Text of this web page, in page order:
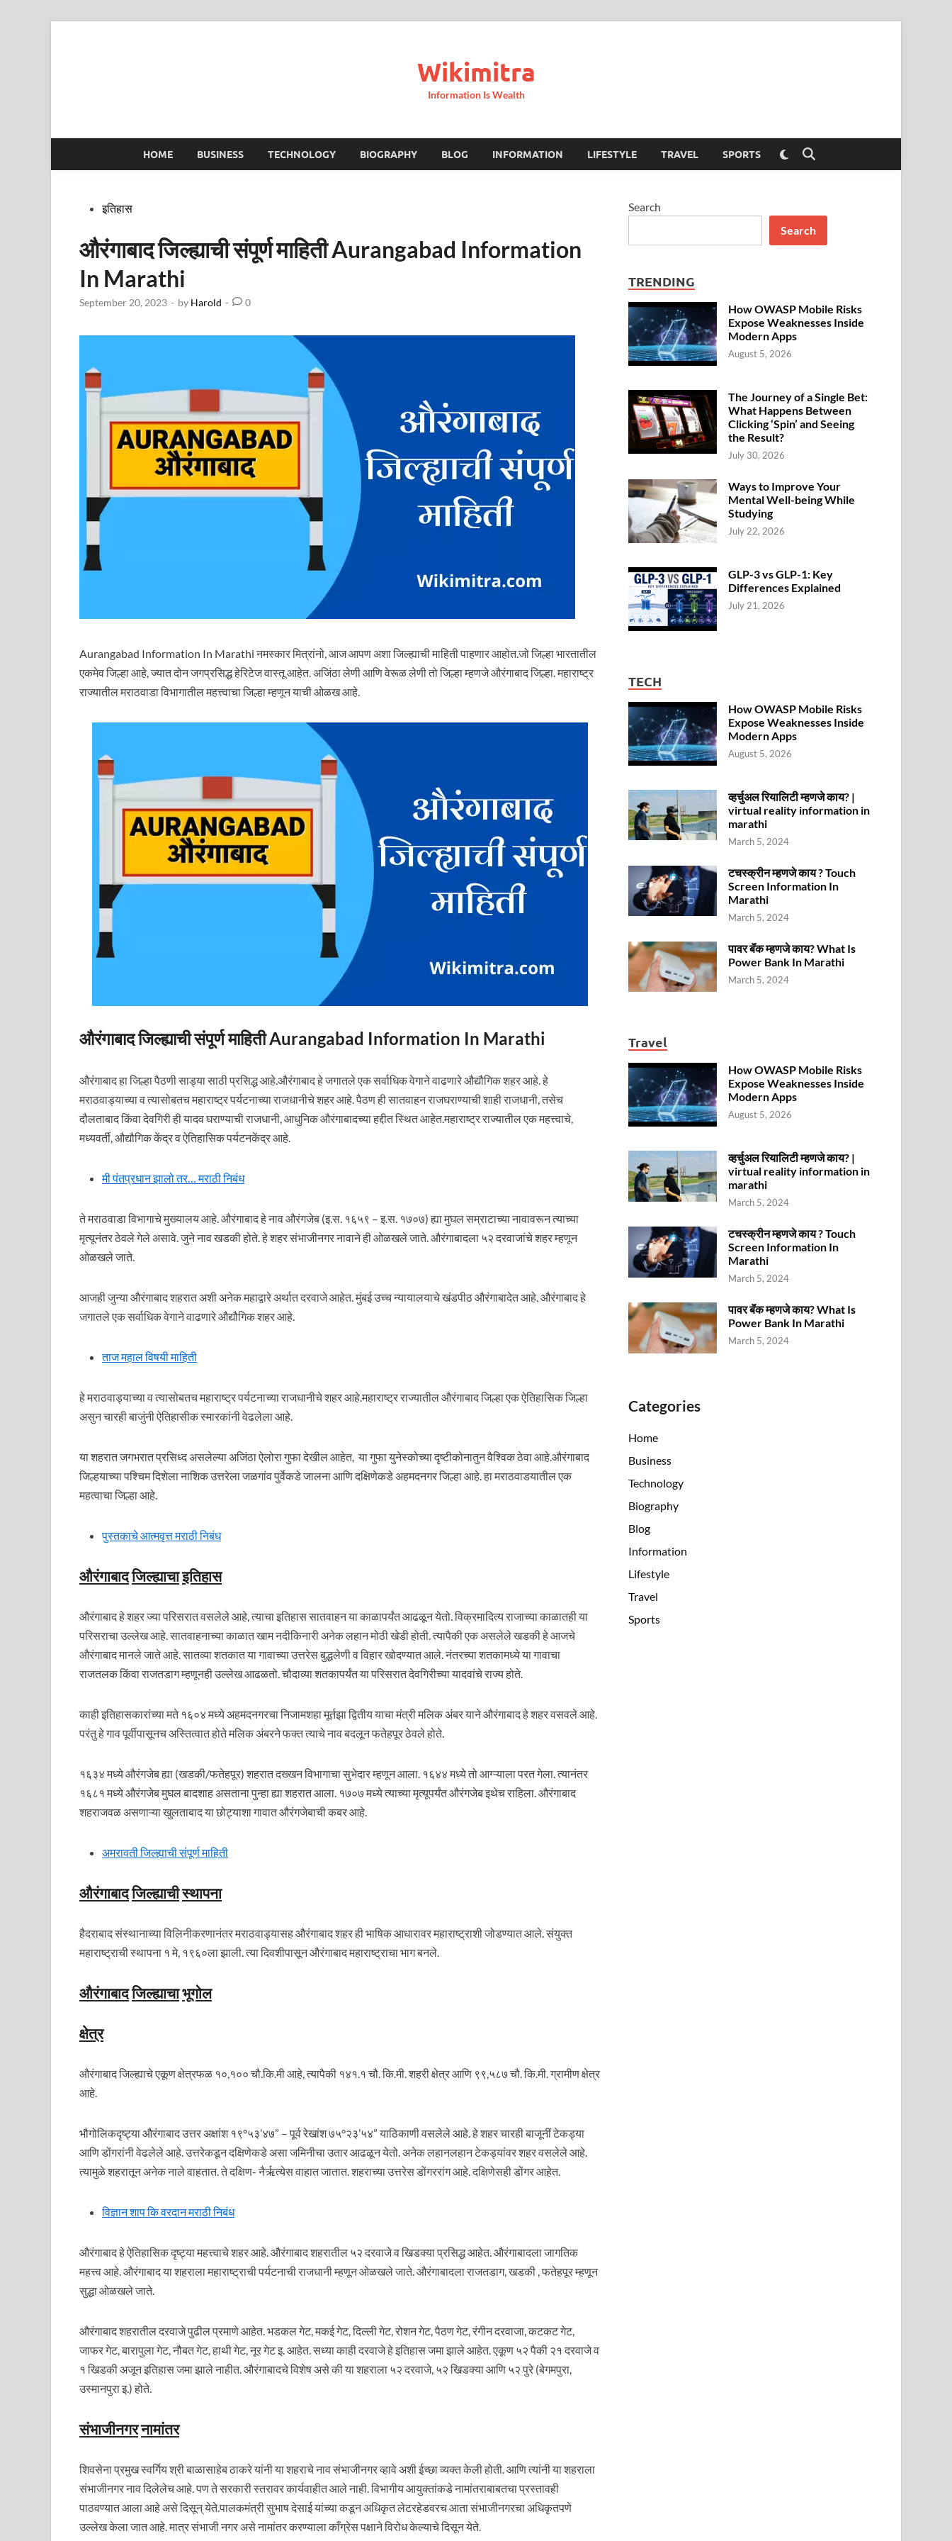
Wikimitra
Information Is Wealth
HOME BUSINESS TECHNOLOGY BIOGRAPHY BLOG INFORMATION LIFESTYLE TRAVEL SPORTS Switch
to
Open
Search
Postedइतिहास
औरंगाबाद जिल्ह्याची संपूर्ण माहिती Aurangabad Information
In Marathi
September 20, 2023 - by Harold - 0
Aurangabad Information In Marathi नमस्कार मित्रांनो, आज आपण अशा जिल्ह्याची माहिती पाहणार आहोत.जो जिल्हा भारतातील
एकमेव जिल्हा आहे, ज्यात दोन जगप्रसिद्ध हेरिटेज वास्तू आहेत. अजिंठा लेणी आणि वेरूळ लेणी तो जिल्हा म्हणजे औरंगाबाद जिल्हा. महाराष्ट्र
राज्यातील मराठवाडा विभागातील महत्त्वाचा जिल्हा म्हणून याची ओळख आहे.
औरंगाबाद जिल्ह्याची संपूर्ण माहिती Aurangabad Information In Marathi
औरंगाबाद हा जिल्हा पैठणी साड्या साठी प्रसिद्ध आहे.औरंगाबाद हे जगातले एक सर्वाधिक वेगाने वाढणारे औद्यौगिक शहर आहे. हे
मराठवाड्याच्या व त्यासोबतच महाराष्ट्र पर्यटनाच्या राजधानीचे शहर आहे. पैठण ही सातवाहन राजघराण्याची शाही राजधानी, तसेच
दौलताबाद किंवा देवगिरी ही यादव घराण्याची राजधानी, आधुनिक औरंगाबादच्या हद्दीत स्थित आहेत.महाराष्ट्र राज्यातील एक महत्त्वाचे,
मध्यवर्ती, औद्यौगिक केंद्र व ऐतिहासिक पर्यटनकेंद्र आहे.
मी पंतप्रधान झालो तर… मराठी निबंध
ते मराठवाडा विभागाचे मुख्यालय आहे. औरंगाबाद हे नाव औरंगजेब (इ.स. १६५९ – इ.स. १७०७) ह्या मुघल सम्राटाच्या नावावरून त्याच्या
मृत्यूनंतर ठेवले गेले असावे. जुने नाव खडकी होते. हे शहर संभाजीनगर नावाने ही ओळखले जाते. औरंगाबादला ५२ दरवाजांचे शहर म्हणून
ओळखले जाते.
आजही जुन्या औरंगाबाद शहरात अशी अनेक महाद्वारे अर्थात दरवाजे आहेत. मुंबई उच्च न्यायालयाचे खंडपीठ औरंगाबादेत आहे. औरंगाबाद हे
जगातले एक सर्वाधिक वेगाने वाढणारे औद्यौगिक शहर आहे.
ताज महाल विषयी माहिती
हे मराठवाड्याच्या व त्यासोबतच महाराष्ट्र पर्यटनाच्या राजधानीचे शहर आहे.महाराष्ट्र राज्यातील औरंगाबाद जिल्हा एक ऐतिहासिक जिल्हा
असुन चारही बाजुंनी ऐतिहासीक स्मारकांनी वेढलेला आहे.
या शहरात जगभरात प्रसिध्द असलेल्या अजिंठा ऐलोरा गुफा देखील आहेत, या गुफा युनेस्कोच्या दृष्टीकोनातुन वैश्विक ठेवा आहे.औरंगाबाद
जिल्हयाच्या पश्चिम दिशेला नाशिक उत्तरेला जळगांव पुर्वेकडे जालना आणि दक्षिणेकडे अहमदनगर जिल्हा आहे. हा मराठवाडयातील एक
महत्वाचा जिल्हा आहे.
पुस्तकाचे आत्मवृत्त मराठी निबंध
औरंगाबादजिल्ह्याचाइतिहास
औरंगाबाद हे शहर ज्या परिसरात वसलेले आहे, त्याचा इतिहास सातवाहन या काळापर्यंत आढळून येतो. विक्रमादित्य राजाच्या काळातही या
परिसराचा उल्लेख आहे. सातवाहनाच्या काळात खाम नदीकिनारी अनेक लहान मोठी खेडी होती. त्यापैकी एक असलेले खडकी हे आजचे
औरंगाबाद मानले जाते आहे. सातव्या शतकात या गावाच्या उत्तरेस बुद्धलेणी व विहार खोदण्यात आले. नंतरच्या शतकामध्ये या गावाचा
राजतलक किंवा राजतडाग म्हणूनही उल्लेख आढळतो. चौदाव्या शतकापर्यंत या परिसरात देवगिरीच्या यादवांचे राज्य होते.
काही इतिहासकारांच्या मते १६०४ मध्ये अहमदनगरचा निजामशहा मूर्तझा द्वितीय याचा मंत्री मलिक अंबर याने औरंगाबाद हे शहर वसवले आहे.
परंतु हे गाव पूर्वीपासूनच अस्तित्वात होते मलिक अंबरने फक्त त्याचे नाव बदलून फतेहपूर ठेवले होते.
१६३४ मध्ये औरंगजेब ह्या (खडकी/फतेहपूर) शहरात दख्खन विभागाचा सुभेदार म्हणून आला. १६४४ मध्ये तो आग्ऱ्याला परत गेला. त्यानंतर
१६८१ मध्ये औरंगजेब मुघल बादशाह असताना पुन्हा ह्या शहरात आला. १७०७ मध्ये त्याच्या मृत्यूपर्यंत औरंगजेब इथेच राहिला. औरंगाबाद
शहराजवळ असणाऱ्या खुलताबाद या छोट्याशा गावात औरंगजेबाची कबर आहे.
अमरावती जिल्ह्याची संपूर्ण माहिती
औरंगाबादजिल्ह्याचीस्थापना
हैदराबाद संस्थानाच्या विलिनीकरणानंतर मराठवाड्यासह औरंगाबाद शहर ही भाषिक आधारावर महाराष्ट्राशी जोडण्यात आले. संयुक्त
महाराष्ट्राची स्थापना १ मे, १९६०ला झाली. त्या दिवशीपासून औरंगाबाद महाराष्ट्राचा भाग बनले.
औरंगाबादजिल्ह्याचाभूगोल
क्षेत्र
औरंगाबाद जिल्ह्याचे एकूण क्षेत्रफळ १०,१०० चौ.कि.मी आहे, त्यापैकी १४१.१ चौ. कि.मी. शहरी क्षेत्र आणि ९९,५८७ चौ. कि.मी. ग्रामीण क्षेत्र
आहे.
भौगोलिकदृष्ट्या औरंगाबाद उत्तर अक्षांश १९°५३’४७” – पूर्व रेखांश ७५°२३’५४” याठिकाणी वसलेले आहे. हे शहर चारही बाजूनीं टेकड्या
आणि डोंगरांनी वेढलेले आहे. उत्तरेकडून दक्षिणेकडे असा जमिनीचा उतार आढळून येतो. अनेक लहानलहान टेकड्यांवर शहर वसलेले आहे.
त्यामुळे शहरातून अनेक नाले वाहतात. ते दक्षिण- नैर्ऋत्येस वाहात जातात. शहराच्या उत्तरेस डोंगररांग आहे. दक्षिणेसही डोंगर आहेत.
विज्ञान शाप कि वरदान मराठी निबंध
औरंगाबाद हे ऐतिहासिक दृष्ट्या महत्त्वाचे शहर आहे. औरंगाबाद शहरातील ५२ दरवाजे व खिडक्या प्रसिद्ध आहेत. औरंगाबादला जागतिक
महत्त्व आहे. औरंगाबाद या शहराला महाराष्ट्राची पर्यटनाची राजधानी म्हणून ओळखले जाते. औरंगाबादला राजतडाग, खडकी , फतेहपूर म्हणून
सुद्धा ओळखले जाते.
औरंगाबाद शहरातील दरवाजे पुढील प्रमाणे आहेत. भडकल गेट, मकई गेट, दिल्ली गेट, रोशन गेट, पैठण गेट, रंगीन दरवाजा, कटकट गेट,
जाफर गेट, बारापुला गेट, नौबत गेट, हाथी गेट, नूर गेट इ. आहेत. सध्या काही दरवाजे हे इतिहास जमा झाले आहेत. एकूण ५२ पैकी २१ दरवाजे व
१ खिडकी अजून इतिहास जमा झाले नाहीत. औरंगाबादचे विशेष असे की या शहराला ५२ दरवाजे, ५२ खिडक्या आणि ५२ पुरे (बेगमपुरा,
उस्मानपुरा इ.) होते.
संभाजीनगरनामांतर
शिवसेना प्रमुख स्वर्गिय श्री बाळासाहेब ठाकरे यांनी या शहराचे नाव संभाजीनगर व्हावे अशी ईच्छा व्यक्त केली होती. आणि त्यांनी या शहराला
संभाजीनगर नाव दिलेलेच आहे. पण ते सरकारी स्तरावर कार्यवाहीत आले नाही. विभागीय आयुक्तांकडे नामांतराबाबतचा प्रस्तावही
पाठवण्यात आला आहे असे दिसून् येते.पालकमंत्री सुभाष देसाई यांच्या कडून अधिकृत लेटरहेडवरच आता संभाजीनगरचा अधिकृतपणे
उल्लेख केला जात आहे. मात्र संभाजी नगर असे नामांतर करण्याला काँग्रेस पक्षाने विरोध केल्याचे दिसून येते.
Search
Search
TRENDING
How OWASP Mobile Risks
Expose Weaknesses Inside
Modern Apps
August 5, 2026
The Journey of a Single Bet:
What Happens Between
Clicking ‘Spin’ and Seeing
the Result?
July 30, 2026
Ways to Improve Your
Mental Well-being While
Studying
July 22, 2026
GLP-3 vs GLP-1: Key
Differences Explained
July 21, 2026
TECH
How OWASP Mobile Risks
Expose Weaknesses Inside
Modern Apps
August 5, 2026
व्हर्चुअल रियालिटी म्हणजे काय? |
virtual reality information in
marathi
March 5, 2024
टचस्क्रीन म्हणजे काय ? Touch
Screen Information In
Marathi
March 5, 2024
पावर बॅंक म्हणजे काय? What Is
Power Bank In Marathi
March 5, 2024
Travel
How OWASP Mobile Risks
Expose Weaknesses Inside
Modern Apps
August 5, 2026
व्हर्चुअल रियालिटी म्हणजे काय? |
virtual reality information in
marathi
March 5, 2024
टचस्क्रीन म्हणजे काय ? Touch
Screen Information In
Marathi
March 5, 2024
पावर बॅंक म्हणजे काय? What Is
Power Bank In Marathi
March 5, 2024
Categories
Home
Business
Technology
Biography
Blog
Information
Lifestyle
Travel
Sports